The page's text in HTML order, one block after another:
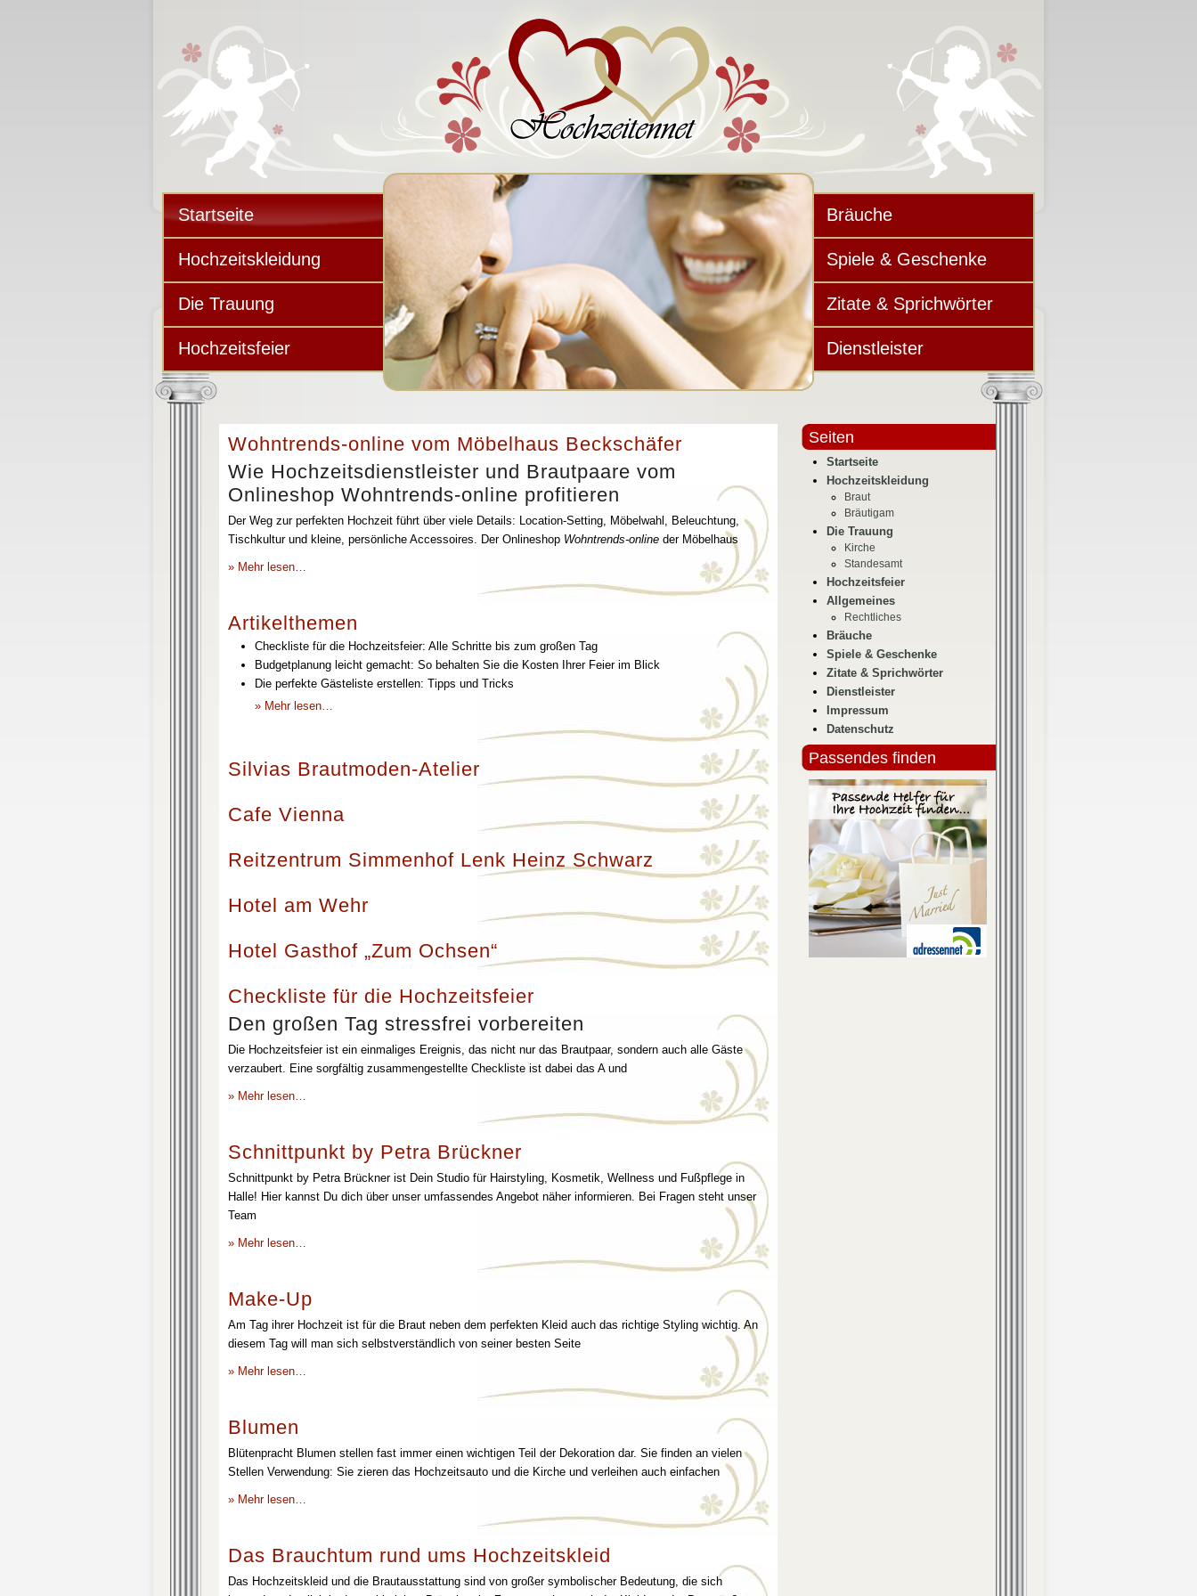
Startseite
Hochzeitskleidung
Die Trauung
Hochzeitsfeier
Bräuche
Spiele & Geschenke
Zitate & Sprichwörter
Dienstleister
Wohntrends-online vom Möbelhaus Beckschäfer
Wie Hochzeitsdienstleister und Brautpaare vom
Onlineshop Wohntrends-online profitieren
Der Weg zur perfekten Hochzeit führt über viele Details: Location-Setting, Möbelwahl, Beleuchtung,
Tischkultur und kleine, persönliche Accessoires. Der Onlineshop Wohntrends-online der Möbelhaus
» Mehr lesen…
Artikelthemen
Checkliste für die Hochzeitsfeier: Alle Schritte bis zum großen Tag
Budgetplanung leicht gemacht: So behalten Sie die Kosten Ihrer Feier im Blick
Die perfekte Gästeliste erstellen: Tipps und Tricks
» Mehr lesen…
Silvias Brautmoden-Atelier
Cafe Vienna
Reitzentrum Simmenhof Lenk Heinz Schwarz
Hotel am Wehr
Hotel Gasthof „Zum Ochsen“
Checkliste für die Hochzeitsfeier
Den großen Tag stressfrei vorbereiten
Die Hochzeitsfeier ist ein einmaliges Ereignis, das nicht nur das Brautpaar, sondern auch alle Gäste
verzaubert. Eine sorgfältig zusammengestellte Checkliste ist dabei das A und
» Mehr lesen…
Schnittpunkt by Petra Brückner
Schnittpunkt by Petra Brückner ist Dein Studio für Hairstyling, Kosmetik, Wellness und Fußpflege in
Halle! Hier kannst Du dich über unser umfassendes Angebot näher informieren. Bei Fragen steht unser
Team
» Mehr lesen…
Make-Up
Am Tag ihrer Hochzeit ist für die Braut neben dem perfekten Kleid auch das richtige Styling wichtig. An
diesem Tag will man sich selbstverständlich von seiner besten Seite
» Mehr lesen…
Blumen
Blütenpracht Blumen stellen fast immer einen wichtigen Teil der Dekoration dar. Sie finden an vielen
Stellen Verwendung: Sie zieren das Hochzeitsauto und die Kirche und verleihen auch einfachen
» Mehr lesen…
Das Brauchtum rund ums Hochzeitskleid
Das Hochzeitskleid und die Brautausstattung sind von großer symbolischer Bedeutung, die sich
Seiten
Startseite
Hochzeitskleidung
Braut
Bräutigam
Die Trauung
Kirche
Standesamt
Hochzeitsfeier
Allgemeines
Rechtliches
Bräuche
Spiele & Geschenke
Zitate & Sprichwörter
Dienstleister
Impressum
Datenschutz
Passendes finden